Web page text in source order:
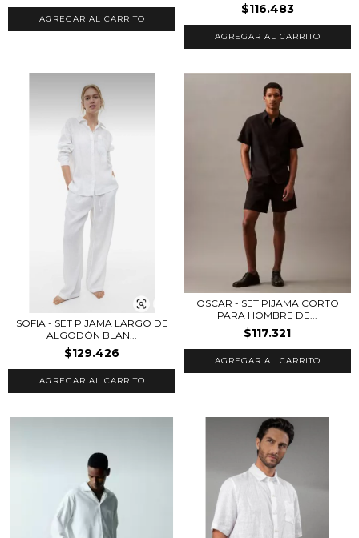
AGREGAR AL CARRITO
$116.483
AGREGAR AL CARRITO
SOFIA - SET PIJAMA LARGO DE
ALGODÓN BLAN...
$129.426
AGREGAR AL CARRITO
OSCAR - SET PIJAMA CORTO
PARA HOMBRE DE...
$117.321
AGREGAR AL CARRITO